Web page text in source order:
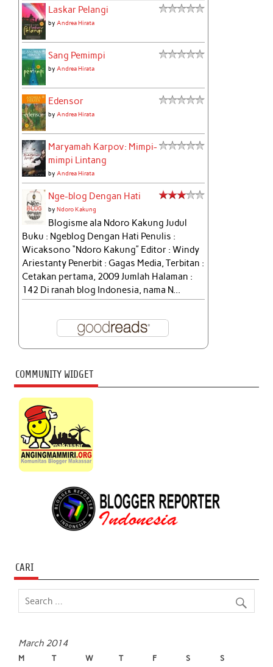
Laskar Pelangi
byAndrea Hirata
Sang Pemimpi
byAndrea Hirata
Edensor
byAndrea Hirata
Maryamah Karpov: Mimpi-
mimpi Lintang
byAndrea Hirata
Nge-blog Dengan Hati
byNdoro Kakung
Blogisme ala Ndoro Kakung Judul
Buku : Ngeblog Dengan Hati Penulis :
Wicaksono “Ndoro Kakung” Editor : Windy
Ariestanty Penerbit : Gagas Media, Terbitan :
Cetakan pertama, 2009 Jumlah Halaman :
142 Di ranah blog Indonesia, nama N...
COMMUNITY WIDGET
CARI
March 2014
M T W T F S S